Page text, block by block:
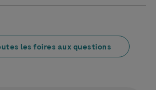
les foires aux questions